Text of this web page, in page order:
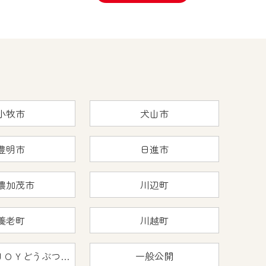
牧市 犬山市
明市 日進市
加茂市 川辺町
老町 川越町
おうちで猿ＪＯＹどうぶつえん 一般公開